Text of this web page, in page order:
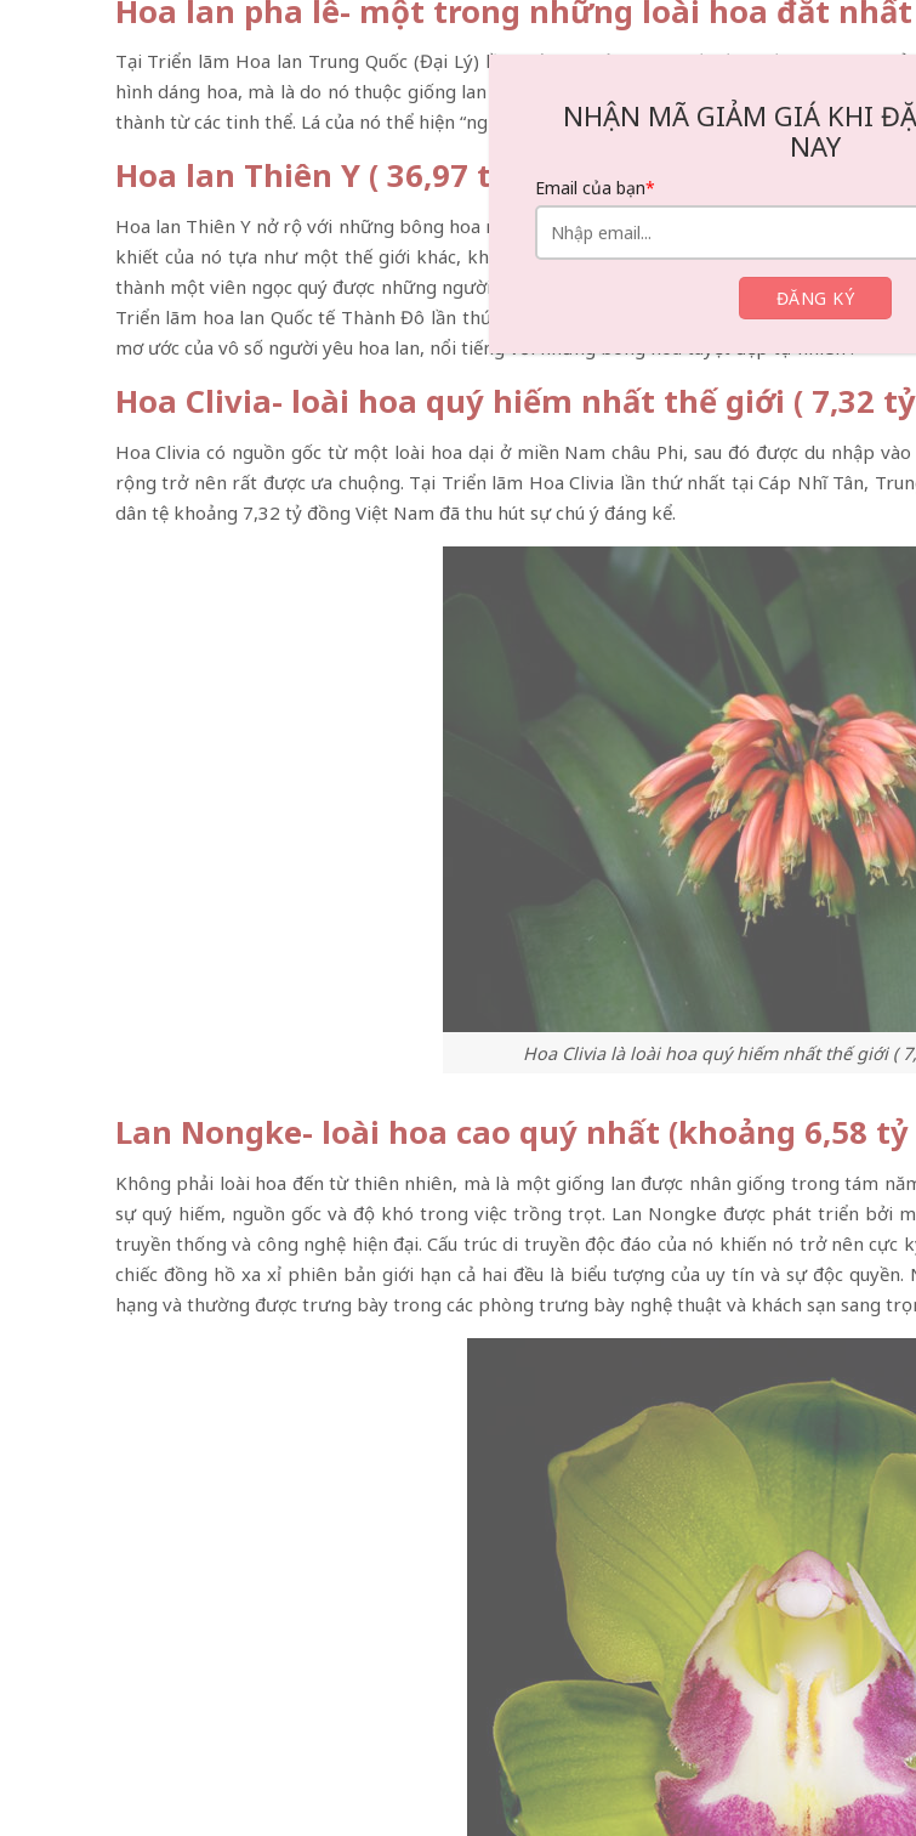
Hoa lan pha lê- một trong những loài hoa đắt
Tại Triển lãm Hoa lan Trung Quốc (Đại Lý) lần thứ 26, một cây lan đã được định giá 45,45
hình dáng hoa, mà là do nó thuộc giống lan quý hiếm, sở hữu cả lá và hoa tuyệt đẹp. Hoa
thành từ các tinh thể. Lá của nó thể hiện “nghệ thuật đường nét trong mờ”, tán lá màu trắng
Hoa lan Thiên Y ( 36,97 tỷ đồng Việt Nam)
Hoa lan Thiên Y nở rộ với những bông hoa màu vàng kim, cánh hoa lớn hình cánh sen, nhị
khiết của nó tựa như một thế giới khác, khiến nó trở thành một giống lan cao quý và xinh
thành một viên ngọc quý được những người yêu hoa săn đón. Được giới thiệu lần đầu tiên tại
Triển lãm hoa lan Quốc tế Thành Đô lần thứ 7, đạt mức giá cao ngất ngưởng lên đến 10
mơ ước của vô số người yêu hoa lan, nổi tiếng với những bông hoa tuyệt đẹp tự nhiên .
Hoa Clivia- loài hoa quý hiếm nhất thế giới ( 7,32
Hoa Clivia có nguồn gốc từ một loài hoa dại ở miền Nam châu Phi, sau đó được du nhập
rộng trở nên rất được ưa chuộng. Tại Triển lãm Hoa Clivia lần thứ nhất tại Cáp Nhĩ Tân,
dân tệ khoảng 7,32 tỷ đồng Việt Nam đã thu hút sự chú ý đáng kể.
Hoa Clivia là loài hoa quý hiếm nhất thế giới (
Lan Nongke- loài hoa cao quý nhất (khoảng 6,58
Không phải loài hoa đến từ thiên nhiên, mà là một giống lan được nhân giống trong tám
sự quý hiếm, nguồn gốc và độ khó trong việc trồng trọt. Lan Nongke được phát triển bởi
truyền thống và công nghệ hiện đại. Cấu trúc di truyền độc đáo của nó khiến nó trở nên
chiếc đồng hồ xa xỉ phiên bản giới hạn cả hai đều là biểu tượng của uy tín và sự độc
hạng và thường được trưng bày trong các phòng trưng bày nghệ thuật và khách sạn sang
NHẬN MÃ GIẢM GIÁ KHI
NAY
Email của bạn*